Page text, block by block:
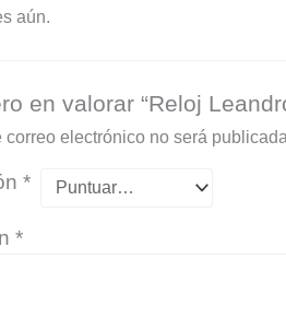
aún.
en valorar “Reloj
correo electrónico no será
*
*